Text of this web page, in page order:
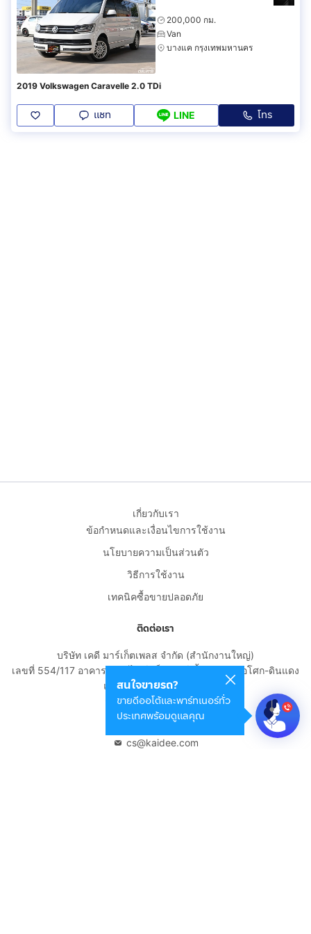
200,000 กม.
Van
บางแค กรุงเทพมหานคร
2019 Volkswagen Caravelle 2.0 TDi
แชท LINE โทร
สนใจขายรถ?
ขายดีออโต้และพาร์ทเนอร์ทั่ว
ประเทศพร้อมดูแลคุณ
เกี่ยวกับเรา
ข้อกำหนดและเงื่อนไขการใช้งาน
นโยบายความเป็นส่วนตัว
วิธีการใช้งาน
เทคนิคซื้อขายปลอดภัย
ติดต่อเรา
บริษัท เคดี มาร์เก็ตเพลส จำกัด (สำนักงานใหญ่)
เลขที่ 554/117 อาคารสกายไนน์ เซ็นเตอร์ ชั้น 22 ถนนอโศก-ดินแดง
แขวงดินแดง เขตดินแดง
กรุงเทพมหานคร 10400
cs@kaidee.com